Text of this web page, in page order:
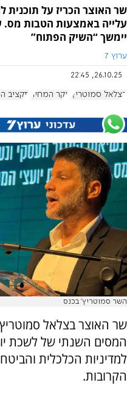
שר האוצר הכריז על תוכנית
עלייה באמצעות הטבות מס.
יימשך “השיק הפתוח”
ערוץ 7
26.10.25, 22:45
בצלאל סמוטריץ' יוקר המחיה תקציב
השר סמוטריץ' בכנס
שר האוצר בצלאל
המסים השנתי של לשכת
למדיניות הכלכלית
הקרובות.